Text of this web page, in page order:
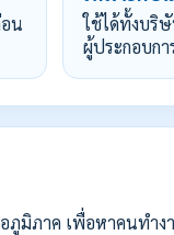
น
ใช้ได้ทั้งบริษั
ผู้ประกอบก
อภูมิภาค เพื่อหาคนทำ